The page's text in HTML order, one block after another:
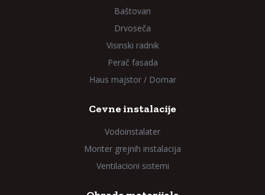
Baštovan
Drvoseča
Visinski radnik
Perač fasada
Haus majstor / Domar
Cevne instalacije
Vodoinstalater
Monter grejnih instalacija
Ventilacioni sistemi